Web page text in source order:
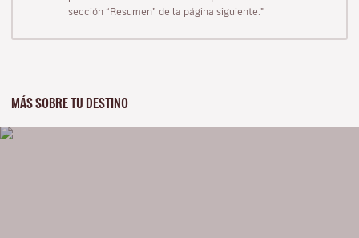
sección “Resumen” de la página siguiente."
MÁS SOBRE TU DESTINO